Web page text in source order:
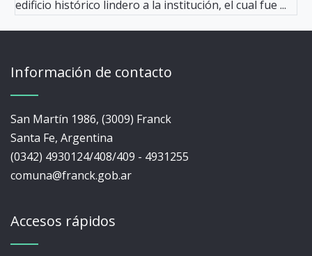
edificio histórico lindero a la institución, el cual fue ...
Información de contacto
San Martín 1986, (3009) Franck
Santa Fe, Argentina
(0342) 4930124/408/409 - 4931255
comuna@franck.gob.ar
Accesos rápidos